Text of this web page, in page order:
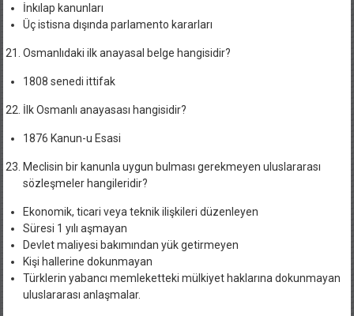
İnkılap kanunları
Üç istisna dışında parlamento kararları
Osmanlıdaki ilk anayasal belge hangisidir?
1808 senedi ittifak
İlk Osmanlı anayasası hangisidir?
1876 Kanun-u Esasi
Meclisin bir kanunla uygun bulması gerekmeyen uluslararası
sözleşmeler hangileridir?
Ekonomik, ticari veya teknik ilişkileri düzenleyen
Süresi 1 yılı aşmayan
Devlet maliyesi bakımından yük getirmeyen
Kişi hallerine dokunmayan
Türklerin yabancı memleketteki mülkiyet haklarına dokunmayan
uluslararası anlaşmalar.